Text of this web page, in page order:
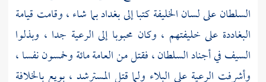
السلطان على لسان الخليفة كتبا إلىبغدادبما شاء ، وقامت قيامة
البغاددة على خليفتهم ، وكان محبوبا إلى الرعية جدا ، وبذلوا
السيف في أجناد السلطان ، فقتل من العامة مائة وخمسون نفسا ،
وأشرفت الرعية على البلاء ولما قتل المسترشد ، بويع بالخلافة